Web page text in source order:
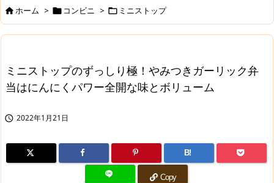
ホーム >  コンビニ >  ミニストップ
ミニストップのずっしり極！やみつきガーリック弁
当はにんにくパワー全開な味とボリューム
 2022年1月21日
B!
Copy